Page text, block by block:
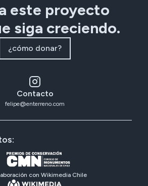
este proyecto
siga creciendo.
¿cómo donar?
Contacto
felipe@enterreno.com
con Wikimedia Chile